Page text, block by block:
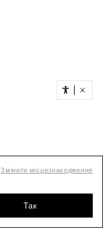
Змінити місцезнаходження
Так